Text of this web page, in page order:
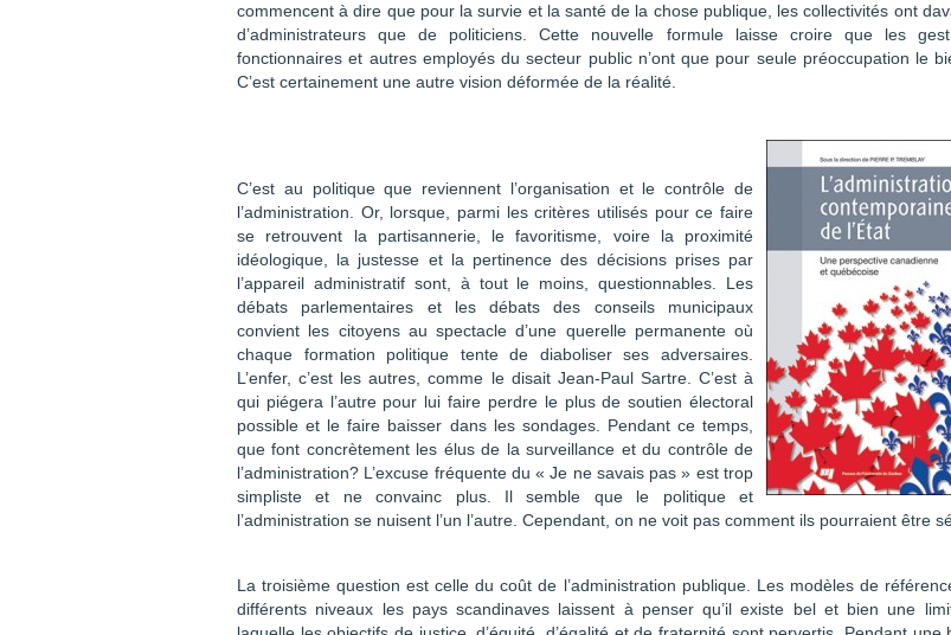
commencent à dire que pour la survie et la santé de la chose publique, les collectivités ont
d’administrateurs que de politiciens. Cette nouvelle formule laisse croire que les
fonctionnaires et autres employés du secteur public n’ont que pour seule préoccupation le
C’est certainement une autre vision déformée de la réalité.
C’est au politique que reviennent l’organisation et le contrôle de
l’administration. Or, lorsque, parmi les critères utilisés pour ce faire
se retrouvent la partisannerie, le favoritisme, voire la proximité
idéologique, la justesse et la pertinence des décisions prises par
l’appareil administratif sont, à tout le moins, questionnables. Les
débats parlementaires et les débats des conseils municipaux
convient les citoyens au spectacle d’une querelle permanente où
chaque formation politique tente de diaboliser ses adversaires.
L’enfer, c’est les autres, comme le disait Jean-Paul Sartre. C’est à
qui piégera l’autre pour lui faire perdre le plus de soutien électoral
possible et le faire baisser dans les sondages. Pendant ce temps,
que font concrètement les élus de la surveillance et du contrôle de
l’administration? L’excuse fréquente du « Je ne savais pas » est trop
simpliste et ne convainc plus. Il semble que le politique et
l’administration se nuisent l’un l’autre. Cependant, on ne voit pas comment ils pourraient être
La troisième question est celle du coût de l’administration publique. Les modèles de
différents niveaux les pays scandinaves laissent à penser qu’il existe bel et bien une